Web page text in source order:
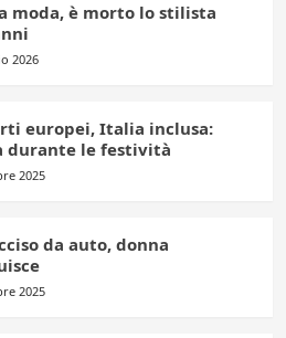
moda, è morto lo stilista
2026
europei, Italia inclusa:
durante le festività
2025
da auto, donna
2025